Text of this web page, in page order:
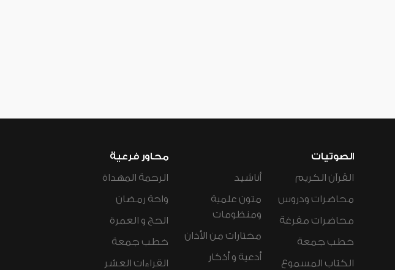
الصوتيات
القرآن الكريم
محاضرات ودروس
محاضرات مفرغة
خطب جمعة
الكتاب المسموع
أناشيد
متون علمية
ومنظومات
مختارات من الأذان
أدعية و أذكار
محاور فرعية
الرحمة المهداة
واحة رمضان
الحج و العمرة
خطب جمعة
القراءات العشر